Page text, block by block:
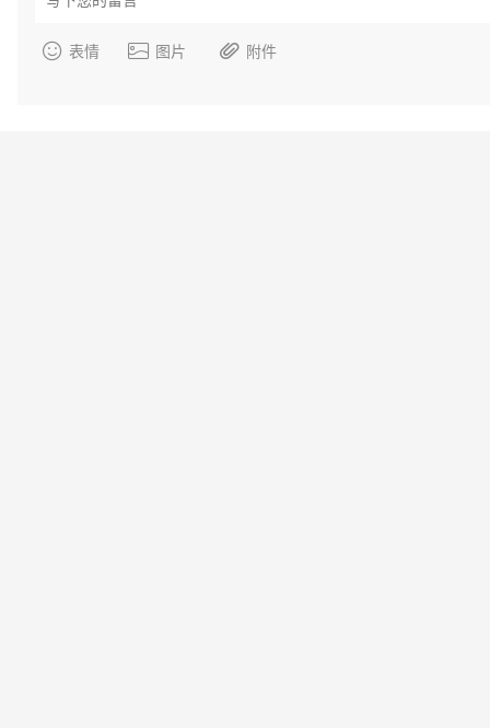
表情 图片 附件